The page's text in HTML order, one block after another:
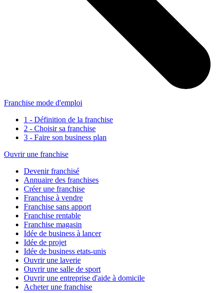
Franchise mode d'emploi
1 - Définition de la franchise
2 - Choisir sa franchise
3 - Faire son business plan
Ouvrir une franchise
Devenir franchisé
Annuaire des franchises
Créer une franchise
Franchise à vendre
Franchise sans apport
Franchise rentable
Franchise magasin
Idée de business à lancer
Idée de projet
Idée de business etats-unis
Ouvrir une laverie
Ouvrir une salle de sport
Ouvrir une entreprise d'aide à domicile
Acheter une franchise